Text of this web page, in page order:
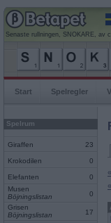
Senaste rullningen, SNOKARE, av
Start Spelregler
Spelrum
Giraffen 23
Krokodilen 0
Elefanten
0
Musen
Böjningslistan
0
Grisen
Böjningslistan
17